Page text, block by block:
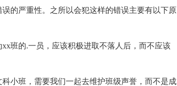
的严重性。之所以会犯这样的错误主要有以下原
班的.一员，应该积极进取不落人后，而不应该
小班，需要我们一起去维护班级声誉，而不是成